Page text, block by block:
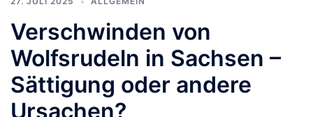
Verschwinden von
Wolfsrudeln in Sachsen –
Sättigung oder andere
Ursachen?